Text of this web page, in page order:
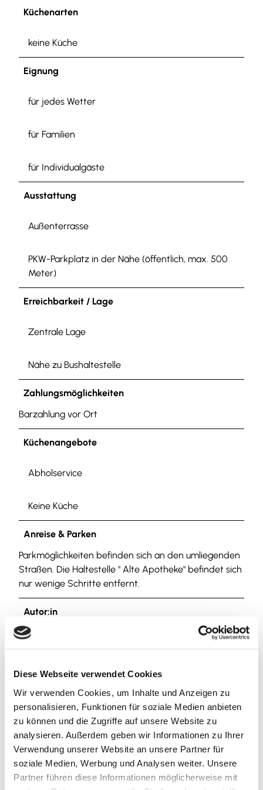
Diese Webseite verwendet Cookies
Wir verwenden Cookies, um Inhalte und Anzeigen zu
personalisieren, Funktionen für soziale Medien anbieten
zu können und die Zugriffe auf unsere Website zu
analysieren. Außerdem geben wir Informationen zu Ihrer
Verwendung unserer Website an unsere Partner für
soziale Medien, Werbung und Analysen weiter. Unsere
Partner führen diese Informationen möglicherweise mit
Küchenarten
keine Küche
Eignung
für jedes Wetter
für Familien
für Individualgäste
Ausstattung
Außenterrasse
PKW-Parkplatz in der Nähe (öffentlich, max. 500
Meter)
Erreichbarkeit / Lage
Zentrale Lage
Nähe zu Bushaltestelle
Zahlungsmöglichkeiten
Barzahlung vor Ort
Küchenangebote
Abholservice
Keine Küche
Anreise & Parken
Parkmöglichkeiten befinden sich an den umliegenden
Straßen. Die Haltestelle " Alte Apotheke" befindet sich
nur wenige Schritte entfernt.
Autor:in
Nördliches Harzvorland Tourismusverband e. V.
Lizenz (Stammdaten)
Nördliches Harzvorland Tourismusverband e. V.